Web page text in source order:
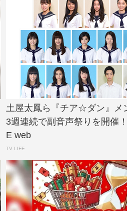
土屋太鳳ら『チア☆ダン』メ
3週連続で副音声祭りを開催
E web
TV LIFE